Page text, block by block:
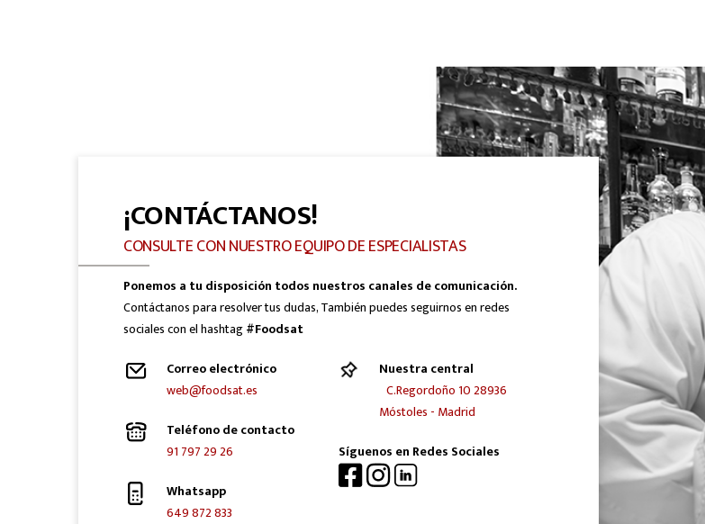
¡CONTÁCTANOS!
CONSULTE CON NUESTRO EQUIPO DE ESPECIALISTAS
Ponemos a tu disposición todos nuestros canales de comunicación.
Contáctanos para resolver tus dudas, También puedes seguirnos en redes
sociales con el hashtag#Foodsat
Correo electrónico
web@foodsat.es
Teléfono de contacto
91 797 29 26
Whatsapp
649 872 833
Nuestra central
C.Regordoño 10 28936
Móstoles - Madrid
Síguenos en Redes Sociales